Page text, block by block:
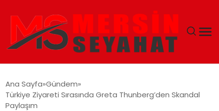
EKONOMI
Ana Sayfa Gündem
Türkiye Ziyareti Sırasında Greta Thunberg’den Skandal
Paylaşım